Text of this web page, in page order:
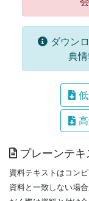
ダウン
典
低
プレーンテキ
資料テキストはコン
資料と一致しない場